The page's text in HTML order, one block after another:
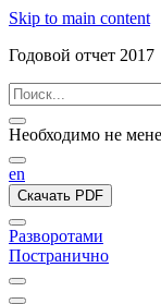
Skip to main content
Годовой отчет 2017
Необходимо не
en
Скачать PDF
Разворотами
Постранично